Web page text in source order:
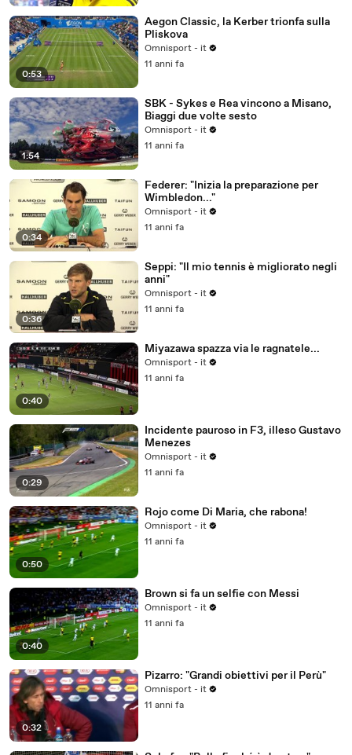
0:53
Aegon Classic, la Kerber trionfa sulla
Pliskova
Omnisport - it
11 anni fa
1:54
SBK - Sykes e Rea vincono a Misano,
Biaggi due volte sesto
Omnisport - it
11 anni fa
0:34
Federer: "Inizia la preparazione per
Wimbledon..."
Omnisport - it
11 anni fa
0:36
Seppi: "Il mio tennis è migliorato negli
anni"
Omnisport - it
11 anni fa
0:40
Miyazawa spazza via le ragnatele...
Omnisport - it
11 anni fa
0:29
Incidente pauroso in F3, illeso Gustavo
Menezes
Omnisport - it
11 anni fa
0:50
Rojo come Di Maria, che rabona!
Omnisport - it
11 anni fa
0:40
Brown si fa un selfie con Messi
Omnisport - it
11 anni fa
0:32
Pizarro: "Grandi obiettivi per il Perù"
Omnisport - it
11 anni fa